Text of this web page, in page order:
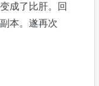
成了比肝。回
本。遂再次